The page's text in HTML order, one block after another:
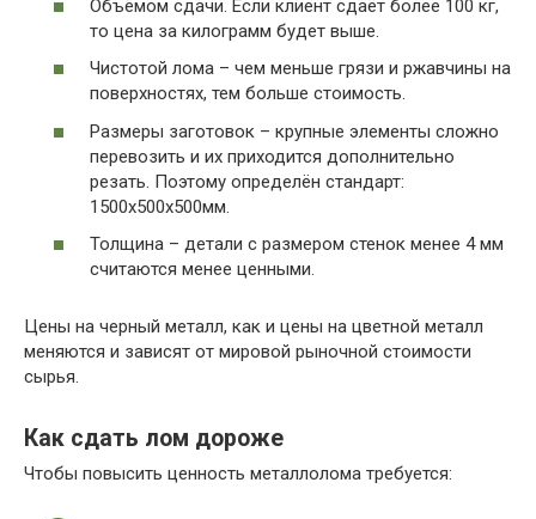
Объёмом сдачи. Если клиент сдаёт более 100 кг,
то цена за килограмм будет выше.
Чистотой лома – чем меньше грязи и ржавчины на
поверхностях, тем больше стоимость.
Размеры заготовок – крупные элементы сложно
перевозить и их приходится дополнительно
резать. Поэтому определён стандарт:
1500х500х500мм.
Толщина – детали с размером стенок менее 4 мм
считаются менее ценными.
Цены на черный металл, как и цены на цветной металл
меняются и зависят от мировой рыночной стоимости
сырья.
Как сдать лом дороже
Чтобы повысить ценность металлолома требуется: